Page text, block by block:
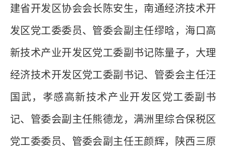
建省开发区协会会长陈安生，南通经济技术开
发区党工委委员、管委会副主任缪晗，海口高
新技术产业开发区党工委副书记陈量子，大理
经济技术开发区党工委副书记、管委会主任汪
国武，孝感高新技术产业开发区党工委副书
记、管委会副主任熊德龙，满洲里综合保税区
党工委委员、管委会副主任王颜辉，陕西三原